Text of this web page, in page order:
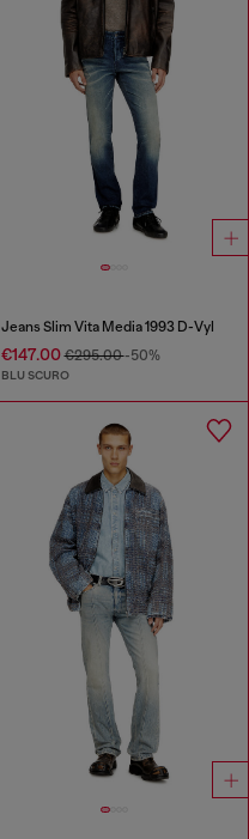
Jeans Slim Vita Media 1993 D-Vyl
€147.00€295.00-50%
BLU SCURO